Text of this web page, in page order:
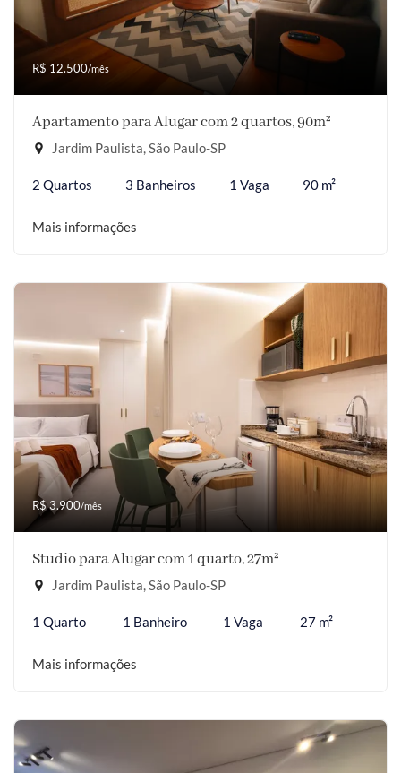
R$ 12.500/mês
Apartamento para Alugar com 2 quartos, 90m²
Jardim Paulista, São Paulo-SP
2 Quartos 3 Banheiros 1 Vaga 90 m²
Mais informações
R$ 3.900/mês
Studio para Alugar com 1 quarto, 27m²
Jardim Paulista, São Paulo-SP
1 Quarto 1 Banheiro 1 Vaga 27 m²
Mais informações